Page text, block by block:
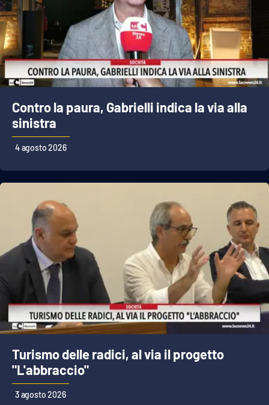
Contro la paura, Gabrielli indica la via alla
sinistra
4 agosto 2026
Turismo delle radici, al via il progetto
"L'abbraccio"
3 agosto 2026